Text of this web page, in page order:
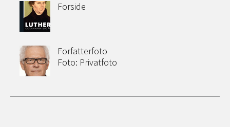
Forside
Forfatterfoto
Foto: Privatfoto